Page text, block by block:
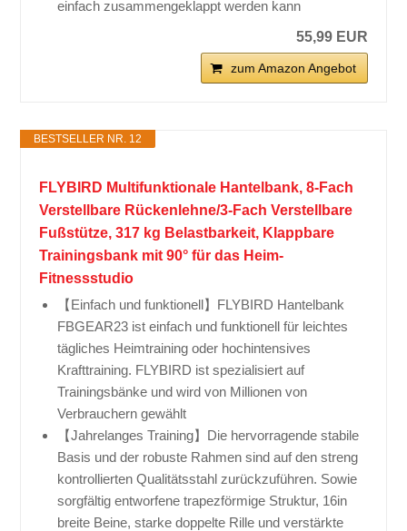
einfach zusammengeklappt werden kann
55,99 EUR
zum Amazon Angebot
BESTSELLER NR. 12
FLYBIRD Multifunktionale Hantelbank, 8-Fach
Verstellbare Rückenlehne/3-Fach Verstellbare
Fußstütze, 317 kg Belastbarkeit, Klappbare
Trainingsbank mit 90° für das Heim-
Fitnessstudio
【Einfach und funktionell】FLYBIRD Hantelbank
FBGEAR23 ist einfach und funktionell für leichtes
tägliches Heimtraining oder hochintensives
Krafttraining. FLYBIRD ist spezialisiert auf
Trainingsbänke und wird von Millionen von
Verbrauchern gewählt
【Jahrelanges Training】Die hervorragende stabile
Basis und der robuste Rahmen sind auf den streng
kontrollierten Qualitätsstahl zurückzuführen. Sowie
sorgfältig entworfene trapezförmige Struktur, 16in
breite Beine, starke doppelte Rille und verstärkte